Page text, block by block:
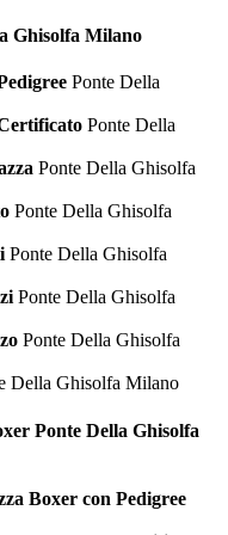
Ghisolfa Milano
Ponte Della
Ponte Della
Ponte Della Ghisolfa
Ponte Della Ghisolfa
Ponte Della Ghisolfa
Ponte Della Ghisolfa
Ponte Della Ghisolfa
Della Ghisolfa Milano
Ponte Della Ghisolfa
Boxer con Pedigree